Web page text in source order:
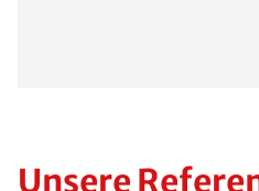
Unsere